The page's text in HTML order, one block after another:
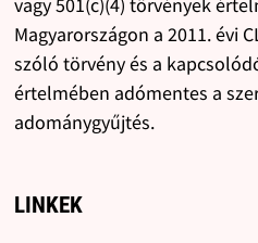
Magyarországon a 2011. évi
szóló törvény és a
értelmében adómentes a
adománygyűjtés.
LINKEK